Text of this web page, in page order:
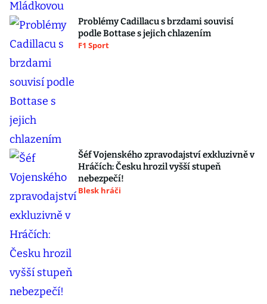
Problémy Cadillacu s brzdami souvisí
podle Bottase s jejich chlazením
F1 Sport
Šéf Vojenského zpravodajství exkluzivně v
Hráčích: Česku hrozil vyšší stupeň
nebezpečí!
Blesk hráči